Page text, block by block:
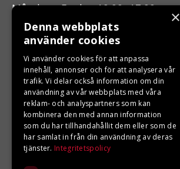
Måndag - Fredag 10.00 -17.00
LJUNGBERGS MOTOR
Din BRP återförsäljare i Sveg!
×
Denna webbplats
använder cookies
Vi använder cookies för att anpassa
innehåll, annonser och för att analysera vår
trafik. Vi delar också information om din
användning av vår webbplats med våra
reklam- och analyspartners som kan
kombinera den med annan information
som du har tillhandahållit dem eller som de
har samlat in från din användning av deras
tjänster. Integritetspolicy